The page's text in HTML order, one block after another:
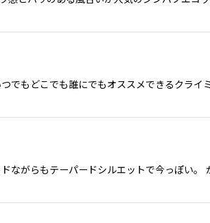
もどこでも誰にでもオススメできるクライ
がらもテーパードシルエットで今っぽい。